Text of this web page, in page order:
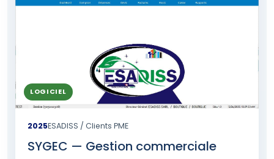
LOGICIEL
2025ESADISS / Clients PME
SYGEC — Gestion commerciale